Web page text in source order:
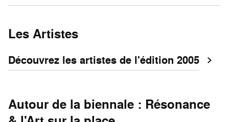
Les Artistes
Découvrez les artistes de l'édition 2005
Autour de la biennale : Résonance